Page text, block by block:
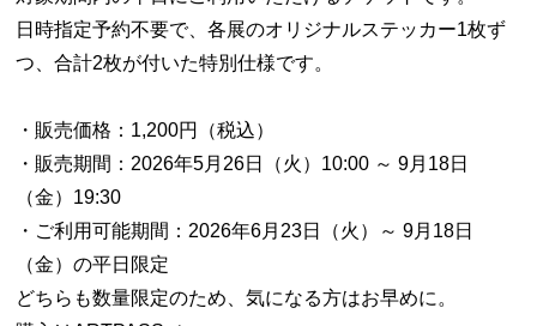
日時指定予約不要で、各展のオリジナルステッカー1枚ず
つ、合計2枚が付いた特別仕様です。
・販売価格：1,200円（税込）
・販売期間：2026年5月26日（火）10:00 ～ 9月18日
（金）19:30
・ご利用可能期間：2026年6月23日（火）～ 9月18日
（金）の平日限定
どちらも数量限定のため、気になる方はお早めに。